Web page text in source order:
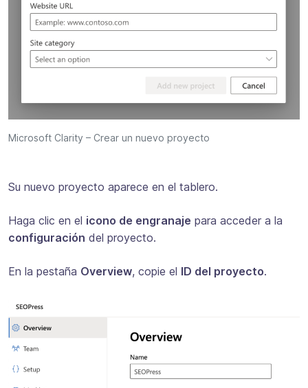
Microsoft Clarity – Crear un nuevo proyecto
Su nuevo proyecto aparece en el tablero.
Haga clic en el icono de engranaje para acceder a la
configuración del proyecto.
En la pestaña Overview, copie el ID del proyecto.